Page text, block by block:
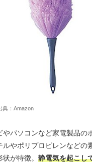
典：Amazon
やパソコンなど家電製品の
ルやポリプロピレンなどの
が特徴。 静電気を起こし